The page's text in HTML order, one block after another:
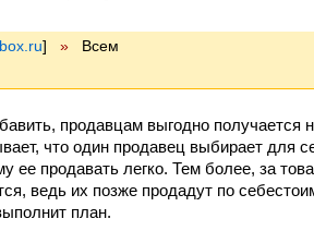
] » Всем
продавцам выгодно получается
что один продавец выбирает для
ее продавать легко. Тем более, за
ведь их позже продадут по
план.